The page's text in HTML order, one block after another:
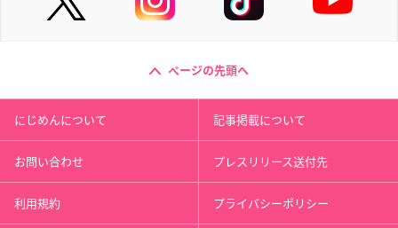
ページの先頭へ
にじめんについて 記事掲載について
お問い合わせ プレスリリース送付先
利用規約 プライバシーポリシー